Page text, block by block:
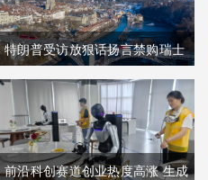
特朗普受访放狠话扬言禁购瑞士
商品抹平贸易逆差 双方贸易数据
与经贸纽带实际情况反差明显
前沿科创赛道创业热度高涨 生成